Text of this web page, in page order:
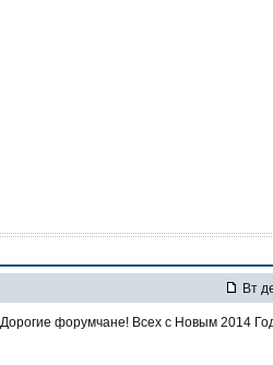
Вт
Дорогие форумчане! Всех с Новым 2014